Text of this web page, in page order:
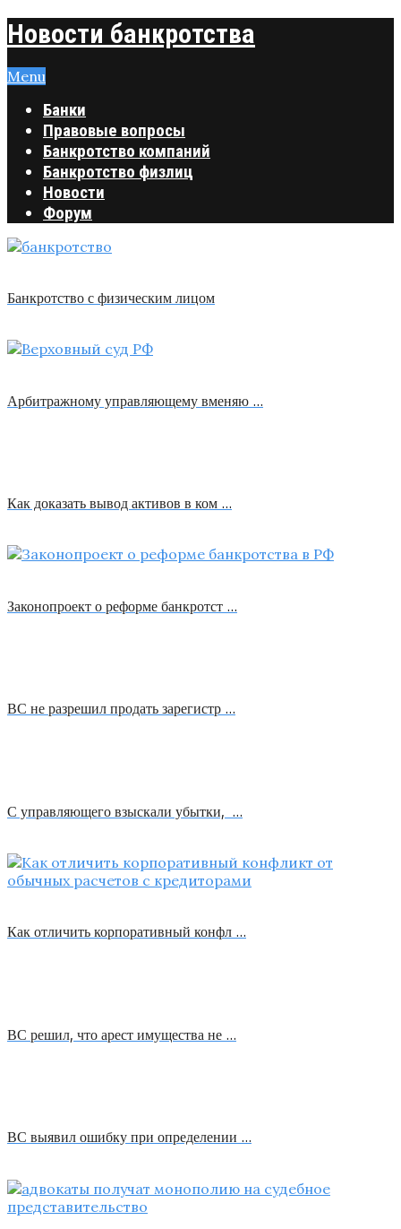
Новости банкротства
Menu
Банки
Правовые вопросы
Банкротство компаний
Банкротство физлиц
Новости
Форум
Банкротство с физическим лицом
Арбитражному управляющему вменяю …
Как доказать вывод активов в ком …
Законопроект о реформе банкротст …
ВС не разрешил продать зарегистр …
С управляющего взыскали убытки, …
Как отличить корпоративный конфл …
ВС решил, что арест имущества не …
ВС выявил ошибку при определении …